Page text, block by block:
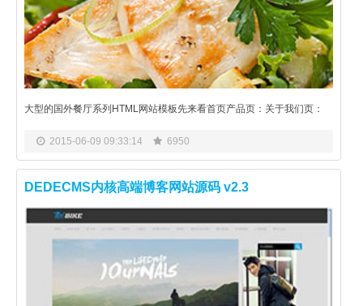
大型的国外餐厅系列HTML网站模板先来看首页产品页：关于我们页：
2015-06-09 09:33:14 6950
DEDECMS内核高端博客网站源码 v2.3